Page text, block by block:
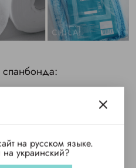
спанбонда:
на русском языке.
на украинский?